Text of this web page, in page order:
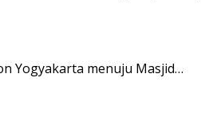
Yogyakarta menuju Masjid…